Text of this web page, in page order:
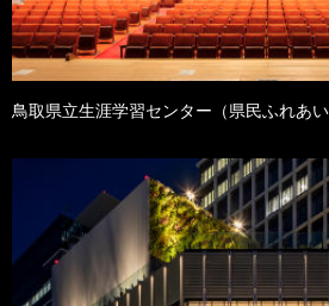
鳥取県立生涯学習センター（県民ふれあい